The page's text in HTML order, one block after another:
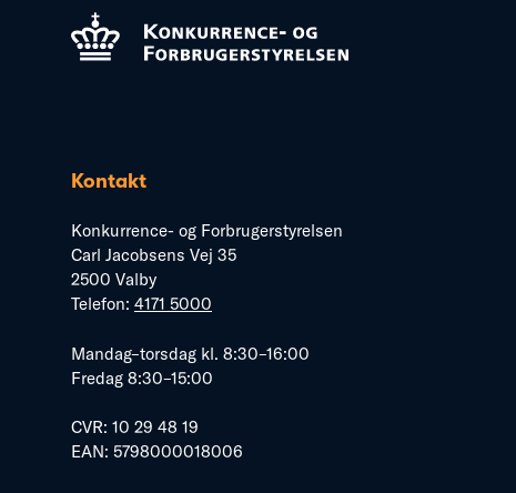
Kontakt
Konkurrence- og Forbrugerstyrelsen
Carl Jacobsens Vej 35
2500 Valby
Telefon: 4171 5000
Mandag–torsdag kl. 8:30–16:00
Fredag 8:30–15:00
CVR: 10 29 48 19
EAN: 5798000018006